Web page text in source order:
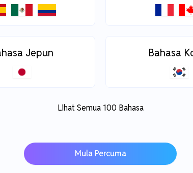
Jepun Bahasa
Lihat Semua 100 Bahasa
Mula Percuma